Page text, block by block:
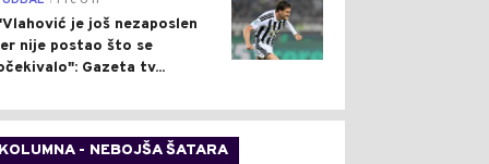
je još nezaposlen
nije postao što se
Gazeta tv...
- NEBOJŠA ŠATARA